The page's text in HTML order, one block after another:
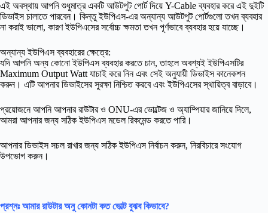
এই অবস্থায় আপনি শুধুমাত্র একটি আউটপুট পোর্ট দিয়ে Y-Cable ব্যবহার করে এই দুইটি
ডিভাইস চালাতে পারবেন। কিন্তু ইউপিএস-এর অন্যান্য আউটপুট পোর্টগুলো তখন ব্যবহার
না করাই ভালো, কারণ ইউপিএসের সর্বোচ্চ ক্ষমতা তখন পূর্ণভাবে ব্যবহার হয়ে যাচ্ছে।
অন্যান্য ইউপিএস ব্যবহারের ক্ষেত্রে:
যদি আপনি অন্য কোনো ইউপিএস ব্যবহার করতে চান, তাহলে অবশ্যই ইউপিএসটির
Maximum Output Watt যাচাই করে নিন এবং সেই অনুযায়ী ডিভাইস কানেকশন
করুন। এটি আপনার ডিভাইসের সুরক্ষা নিশ্চিত করবে এবং ইউপিএসের স্থায়িত্ব বাড়াবে।
প্রয়োজনে আপনি আপনার রাউটার ও ONU-এর ভোল্টেজ ও অ্যাম্পিয়ার জানিয়ে দিলে,
আমরা আপনার জন্য সঠিক ইউপিএস মডেল রিকমেন্ড করতে পারি।
আপনার ডিভাইস সচল রাখার জন্য সঠিক ইউপিএস নির্বাচন করুন, নিরবিচারে সংযোগ
উপভোগ করুন।
প্রশ্নঃ আমার রাউটার অনু কোনটা কত ভোল্ট বুঝব কিভাবে?